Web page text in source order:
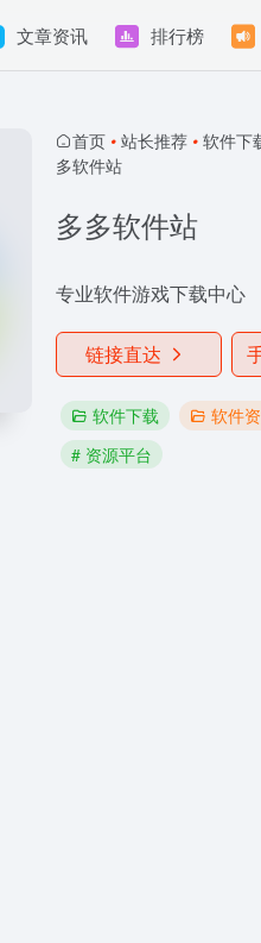
文章资讯 排行榜
首页 • 站长推荐 • 软件下
多软件站
多多软件站
专业软件游戏下载中心
链接直达
软件下载 软件
# 资源平台